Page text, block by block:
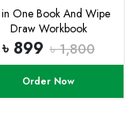
One Book And Wipe
Draw Workbook
Combo+8.5 inchi multi
color Lcd Tab
৳ 899 ৳ 1,800
Order Now